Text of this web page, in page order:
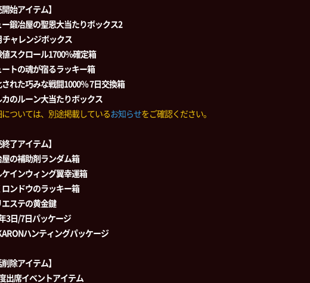
開始アイテム】
鍛冶屋の聖恩大当たりボックス2
ャレンジボックス
スクロール1700％確定箱
トの魂が宿るラッキー箱
れた巧みな戦闘1000％ 7日交換箱
のルーン大当たりボックス
については、別途掲載しているお知らせをご確認ください。
終了アイテム】
の補助剤ランダム箱
インウィング翼幸運箱
ンドウのラッキー箱
ステの黄金鍵
3日/7日パッケージ
ハンティングパッケージ
削除アイテム】
出席イベントアイテム